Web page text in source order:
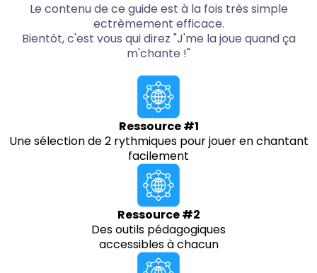
Le contenu de ce guide est à la fois très simple
ectrèmement efficace.
Bientôt, c'est vous qui direz "J'me la joue quand ça
m'chante !"
Ressource #1
Une sélection de 2 rythmiques pour jouer en chantant
facilement
Ressource #2
Des outils pédagogiques
accessibles à chacun